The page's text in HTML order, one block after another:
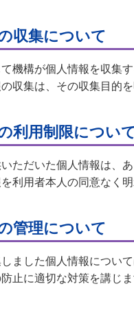
収集について
機構が個人情報を収集
収集は、その収集目的
利用制限につい
ただいた個人情報は、
利用者本人の同意なく
管理について
ました個人情報につい
止に適切な対策を講じま